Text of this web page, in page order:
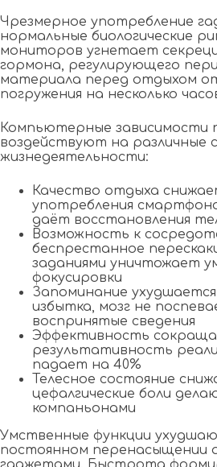
Чрезмерное употребление
нормальные биологические
мониторов угнетает
гормона, регулирующего
материала перед отдыхом
погружения на несколько
Компьютерные зависимости
воздействуют на различные
жизнедеятельности:
Качество отдыха
употребления
даёт восстановления
Возможность к
беспрестанное
заданиями уничтожает
фокусировки
Запоминание
избытка, мозг не
воспринятые сведения
Эффективность
результативность
падает на 40%
Телесное состояние
цефалгические боли
компаньонами
Умственные функции
постоянном перенасыщении